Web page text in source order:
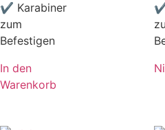
✔ Karabiner
zum
Befestigen
In den
Warenkorb
✔